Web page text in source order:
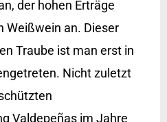
der hohen Erträge
Weißwein an. Dieser
Traube ist man erst in
Nicht zuletzt
Valdepeñas im Jahre